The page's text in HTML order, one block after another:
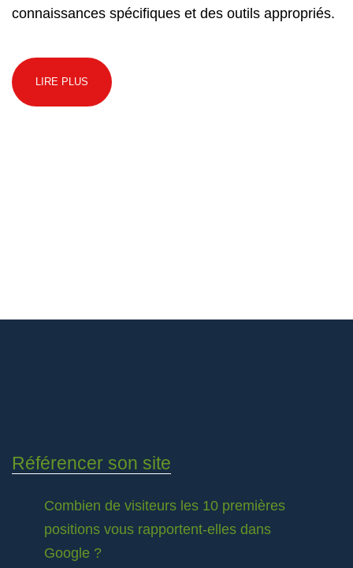
connaissances spécifiques et des outils appropriés.
LIRE PLUS
Référencer son site
Combien de visiteurs les 10 premières
positions vous rapportent-elles dans
Google ?